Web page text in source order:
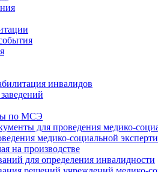
инвалидов
по МСЭ
для проведения медико-
медико-социальной
на производстве
для определения инвалидности